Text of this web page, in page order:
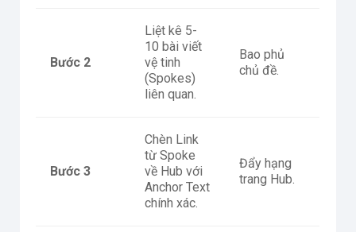
Bước 2
Liệt kê 5-
10 bài viết
vệ tinh
(Spokes)
liên quan.
Bao phủ
chủ đề.
Bước 3
Chèn Link
từ Spoke
về Hub với
Anchor Text
chính xác.
Đẩy hạng
trang Hub.